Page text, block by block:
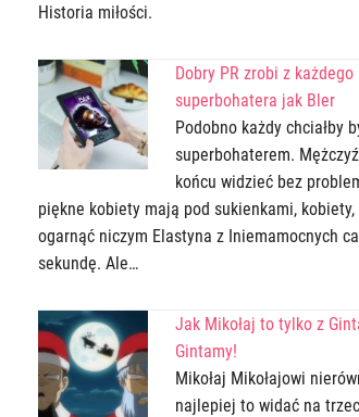
Historia miłości.
Dobry PR zrobi z każdego
superbohatera jak Bler
Podobno każdy chciałby
superbohaterem.
końcu widzieć bez
piękne kobiety mają pod sukienkami, kobiety,
ogarnąć niczym Elastyna z Iniemamocnych
sekundę. Ale…
Jak Mikołaj to tylko z
Gintamy!
Mikołaj Mikołajowi
najlepiej to widać na